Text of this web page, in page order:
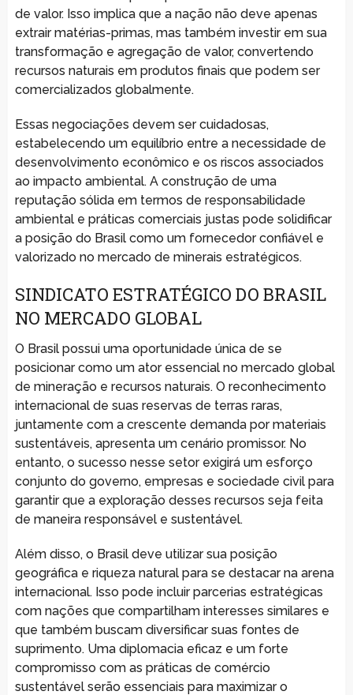
de valor. Isso implica que a nação não deve apenas
extrair matérias-primas, mas também investir em sua
transformação e agregação de valor, convertendo
recursos naturais em produtos finais que podem ser
comercializados globalmente.
Essas negociações devem ser cuidadosas,
estabelecendo um equilíbrio entre a necessidade de
desenvolvimento econômico e os riscos associados
ao impacto ambiental. A construção de uma
reputação sólida em termos de responsabilidade
ambiental e práticas comerciais justas pode solidificar
a posição do Brasil como um fornecedor confiável e
valorizado no mercado de minerais estratégicos.
SINDICATO ESTRATÉGICO DO BRASIL
NO MERCADO GLOBAL
O Brasil possui uma oportunidade única de se
posicionar como um ator essencial no mercado global
de mineração e recursos naturais. O reconhecimento
internacional de suas reservas de terras raras,
juntamente com a crescente demanda por materiais
sustentáveis, apresenta um cenário promissor. No
entanto, o sucesso nesse setor exigirá um esforço
conjunto do governo, empresas e sociedade civil para
garantir que a exploração desses recursos seja feita
de maneira responsável e sustentável.
Além disso, o Brasil deve utilizar sua posição
geográfica e riqueza natural para se destacar na arena
internacional. Isso pode incluir parcerias estratégicas
com nações que compartilham interesses similares e
que também buscam diversificar suas fontes de
suprimento. Uma diplomacia eficaz e um forte
compromisso com as práticas de comércio
sustentável serão essenciais para maximizar o